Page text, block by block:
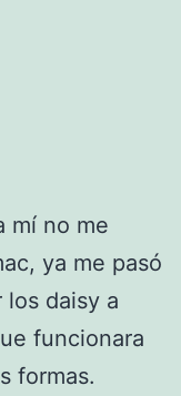
mí no me
ya me pasó
los daisy a
funcionara
formas.